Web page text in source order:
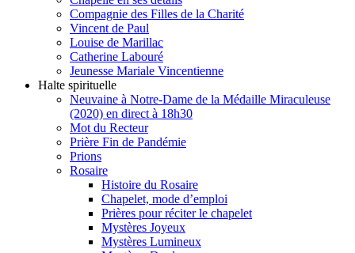
Compagnie des Filles de la Charité
Vincent de Paul
Louise de Marillac
Catherine Labouré
Jeunesse Mariale Vincentienne
Halte spirituelle
Neuvaine à Notre-Dame de la Médaille Miraculeuse
(2020) en direct à 18h30
Mot du Recteur
Prière Fin de Pandémie
Prions
Rosaire
Histoire du Rosaire
Chapelet, mode d’emploi
Prières pour réciter le chapelet
Mystères Joyeux
Mystères Lumineux